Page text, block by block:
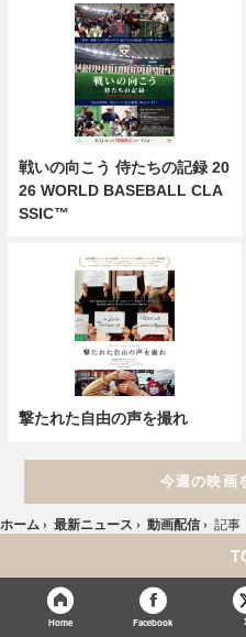
戦いの向こう 侍たちの記録 20
26 WORLD BASEBALL CLA
SSIC™
撃たれた自由の声を撮れ
今週の映画
ホーム › 最新ニュース › 動画配信 › 記事
Home Facebook